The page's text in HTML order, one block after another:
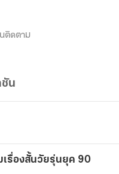
ติดตาม
น
เรื่องสั้นวัยรุ่นยุค 90